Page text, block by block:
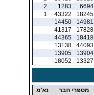
6694
1283
2
18245
43322
1
14981
14450
17828
41317
18418
44365
44093
13138
13904
13905
13327
18052
מספרי חבר
נא'מ